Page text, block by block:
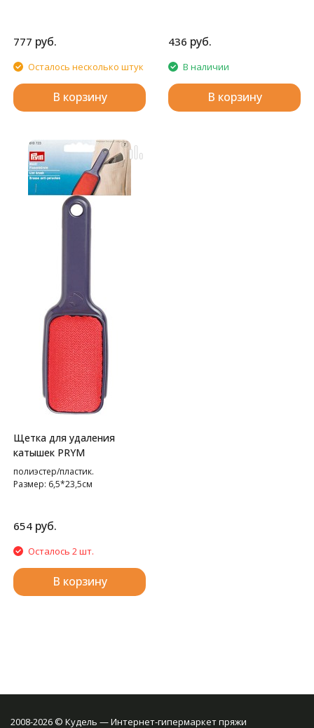
777 руб.
Осталось несколько штук
В корзину
436 руб.
В наличии
В корзину
Щетка для удаления
катышек PRYM
полиэстер/пластик.
Размер: 6,5*23,5см
654 руб.
Осталось 2 шт.
В корзину
2008-2026 © Кудель — Интернет-гипермаркет пряжи